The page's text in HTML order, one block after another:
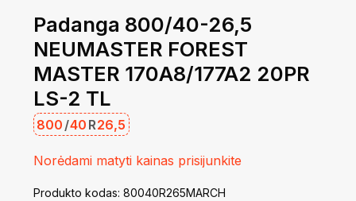
Padanga 800/40-26,5
NEUMASTER FOREST
MASTER 170A8/177A2 20PR
LS-2 TL
800 /40 R26,5
Norėdami matyti kainas prisijunkite
Produkto kodas: 80040R265MARCH